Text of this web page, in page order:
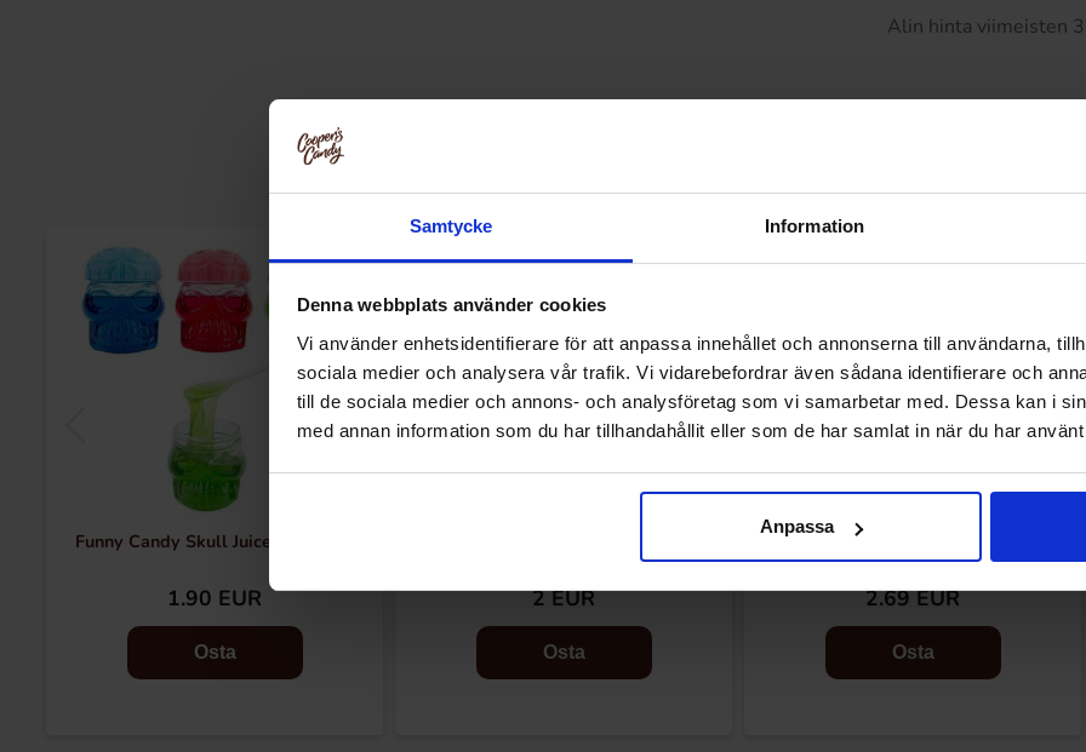
Samtycke Information
Denna webbplats använder cookies
Vi använder enhetsidentifierare för att anpassa innehållet och annonserna till användarna,
sociala medier och analysera vår trafik. Vi vidarebefordrar även sådana identifierare och
till de sociala medier och annons- och analysföretag som vi samarbetar med. Dessa kan i
med annan information som du har tillhandahållit eller som de har samlat in när du har
Anpassa
Alin hinta viimeisten
Funny Candy Skull Juice 90g (1st)
1.90 EUR
Osta
2 EUR
Osta
Vidal Monster Jelly 6-pack 66g
2.69 EUR
Osta